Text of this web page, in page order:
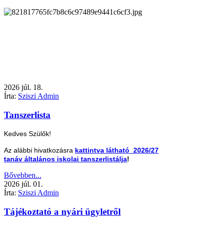
2026 júl. 18.
Írta: Sziszi Admin
Tanszerlista
Kedves Szülők!
Az alábbi hivatkozásra kattintva látható 2026/27
tanáv általános iskolai tanszerlistálja!
Bővebben...
2026 júl. 01.
Írta: Sziszi Admin
Tájékoztató a nyári ügyletről